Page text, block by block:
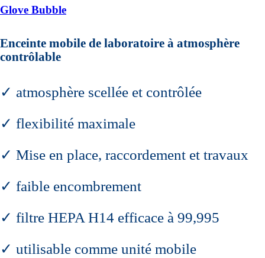
Glove Bubble
Enceinte mobile de laboratoire à atmosphère
contrôlable
✓ atmosphère scellée et contrôlée
✓ flexibilité maximale
✓ Mise en place, raccordement et travaux
✓ faible encombrement
✓ filtre HEPA H14 efficace à 99,995
✓ utilisable comme unité mobile